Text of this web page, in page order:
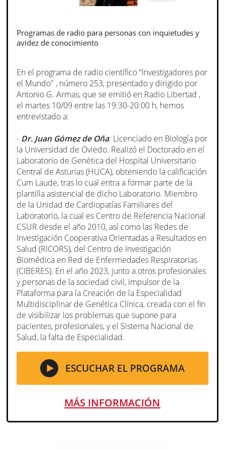
Programas de radio para personas con inquietudes y
avidez de conocimiento
En el programa de radio científico “Investigadores por
el Mundo" , número 253, presentado y dirigido por
Antonio G. Armas, que se emitió en Radio Libertad ,
el martes 10/09 entre las 19:30-20:00 h, hemos
entrevistado a:
- Dr. Juan Gómez de Oña: Licenciado en Biología por
la Universidad de Oviedo. Realizó el Doctorado en el
Laboratorio de Genética del Hospital Universitario
Central de Asturias (HUCA), obteniendo la calificación
Cum Laude, tras lo cual entra a formar parte de la
plantilla asistencial de dicho Laboratorio. Miembro
de la Unidad de Cardiopatías Familiares del
Laboratorio, la cual es Centro de Referencia Nacional
CSUR desde el año 2010, así como las Redes de
Investigación Cooperativa Orientadas a Resultados en
Salud (RICORS), del Centro de Investigación
Biomédica en Red de Enfermedades Respiratorias
(CIBERES). En el año 2023, junto a otros profesionales
y personas de la sociedad civil, impulsor de la
Plataforma para la Creación de la Especialidad
Multidisciplinar de Genética Clínica, creada con el fin
de visibilizar los problemas que supone para
pacientes, profesionales, y el Sistema Nacional de
Salud, la falta de Especialidad.
ESCUCHAR EL PROGRAMA
MÁS INFORMACIÓN